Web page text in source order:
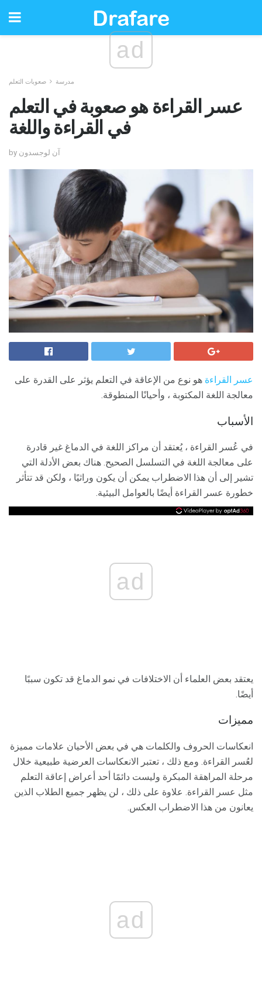
ad
مدرسة صعوبات التعلم
عسر القراءة هو صعوبة في التعلم
في القراءة واللغة
by آن لوجسدون
عسر القراءة هو نوع من الإعاقة في التعلم يؤثر على القدرة على
معالجة اللغة المكتوبة ، وأحيانًا المنطوقة.
الأسباب
في عُسر القراءة ، يُعتقد أن مراكز اللغة في الدماغ غير قادرة
على معالجة اللغة في التسلسل الصحيح. هناك بعض الأدلة التي
تشير إلى أن هذا الاضطراب يمكن أن يكون وراثيًا ، ولكن قد تتأثر
خطورة عسر القراءة أيضًا بالعوامل البيئية.
ad
يعتقد بعض العلماء أن الاختلافات في نمو الدماغ قد تكون سببًا
أيضًا.
مميزات
انعكاسات الحروف والكلمات هي في بعض الأحيان علامات مميزة
لعُسر القراءة. ومع ذلك ، تعتبر الانعكاسات العرضية طبيعية خلال
مرحلة المراهقة المبكرة وليست دائمًا أحد أعراض إعاقة التعلم
مثل عسر القراءة. علاوة على ذلك ، لن يظهر جميع الطلاب الذين
يعانون من هذا الاضطراب العكس.
ad